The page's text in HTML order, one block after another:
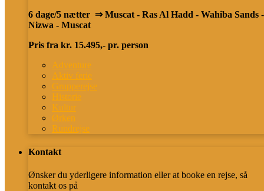
6 dage/5 nætter ⇒ Muscat - Ras Al Hadd - Wahiba Sands -
Nizwa - Muscat
Pris fra kr. 15.495,- pr. person
Adventure
Aktiv ferie
Grupperejse
Historie
Kultur
Ørken
Rundrejse
Kontakt
Ønsker du yderligere information eller at booke en rejse, så
kontakt os på